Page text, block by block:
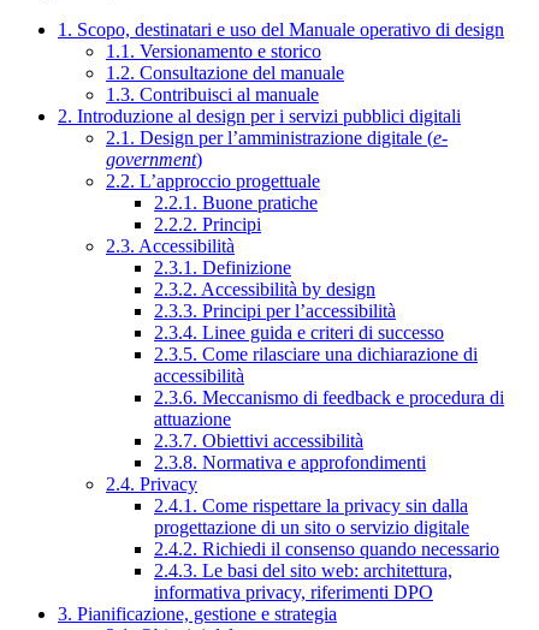
1. Scopo, destinatari e uso del Manuale operativo di design
1.1. Versionamento e storico
1.2. Consultazione del manuale
1.3. Contribuisci al manuale
2. Introduzione al design per i servizi pubblici digitali
2.1. Design per l’amministrazione digitale (e-
government)
2.2. L’approccio progettuale
2.2.1. Buone pratiche
2.2.2. Principi
2.3. Accessibilità
2.3.1. Definizione
2.3.2. Accessibilità by design
2.3.3. Principi per l’accessibilità
2.3.4. Linee guida e criteri di successo
2.3.5. Come rilasciare una dichiarazione di
accessibilità
2.3.6. Meccanismo di feedback e procedura di
attuazione
2.3.7. Obiettivi accessibilità
2.3.8. Normativa e approfondimenti
2.4. Privacy
2.4.1. Come rispettare la privacy sin dalla
progettazione di un sito o servizio digitale
2.4.2. Richiedi il consenso quando necessario
2.4.3. Le basi del sito web: architettura,
informativa privacy, riferimenti DPO
3. Pianificazione, gestione e strategia